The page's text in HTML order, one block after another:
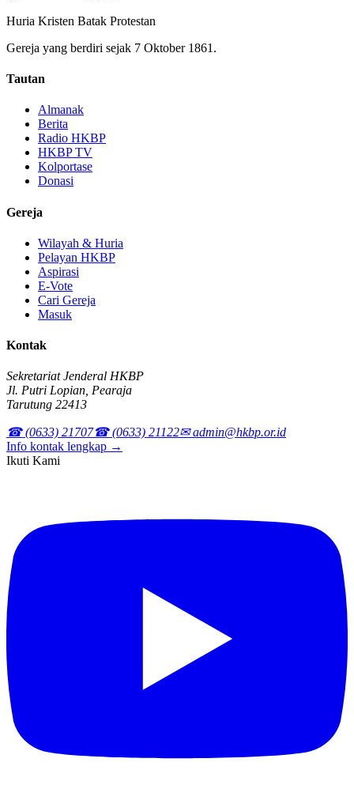
Huria Kristen Batak Protestan
Gereja yang berdiri sejak 7 Oktober 1861.
Tautan
Almanak
Berita
Radio HKBP
HKBP TV
Kolportase
Donasi
Gereja
Wilayah & Huria
Pelayan HKBP
Aspirasi
E-Vote
Cari Gereja
Masuk
Kontak
Sekretariat Jenderal HKBP
Jl. Putri Lopian, Pearaja
Tarutung 22413
☎ (0633) 21707☎ (0633) 21122✉ admin@hkbp.or.id
Info kontak lengkap →
Ikuti Kami